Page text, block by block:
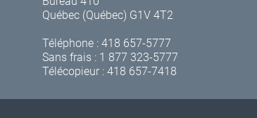
Québec (Québec) G1V 4T2
Téléphone :418 657-5777
Sans frais : 1 877 323-5777
Télécopieur : 418 657-7418